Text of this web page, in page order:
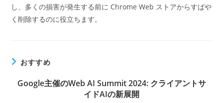
し、多くの損害が発生する前に Chrome Web ストアからすばや
く削除するのに役立ちます。
おすすめ
Google主催のWeb AI Summit 2024: クライアントサ
イドAIの新展開